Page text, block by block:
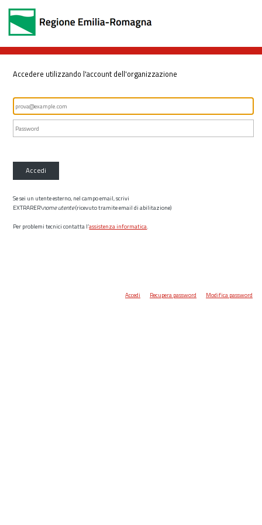
Accedere utilizzando l'account dell'organizzazione
Accedi
Se sei un utente esterno, nel campo email, scrivi
EXTRARER\nome utente(ricevuto tramite email di abilitazione)
Per problemi tecnici contatta l’assistenza informatica.
Accedi Recupera password Modifica password